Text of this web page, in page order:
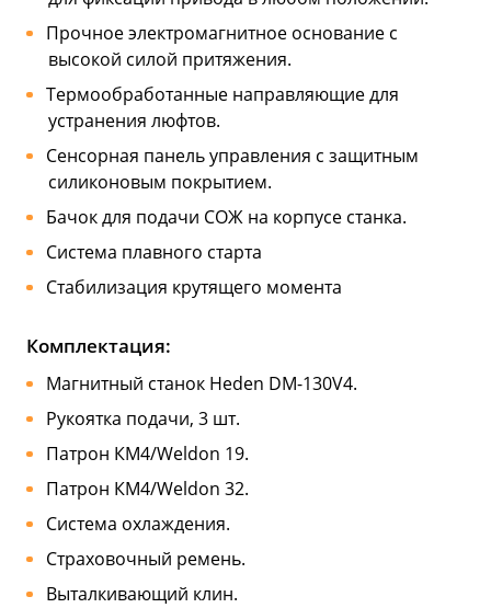
Прочное электромагнитное основание с
высокой силой притяжения.
Термообработанные направляющие для
устранения люфтов.
Сенсорная панель управления с защитным
силиконовым покрытием.
Бачок для подачи СОЖ на корпусе станка.
Система плавного старта
Стабилизация крутящего момента
Комплектация:
Магнитный станок Heden DM-130V4.
Рукоятка подачи, 3 шт.
Патрон КМ4/Weldon 19.
Патрон КМ4/Weldon 32.
Система охлаждения.
Страховочный ремень.
Выталкивающий клин.